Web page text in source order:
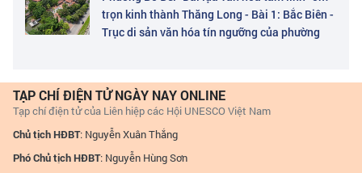
trọn kinh thành Thăng Long - Bài 1: Bắc Biên -
Trục di sản văn hóa tín ngưỡng của phường
TẠP CHÍ ĐIỆN TỬ NGÀY NAY ONLINE
Tạp chí điện tử của Liên hiệp các Hội UNESCO Việt Nam
Chủ tịch HĐBT: Nguyễn Xuân Thắng
Phó Chủ tịch HĐBT: Nguyễn Hùng Sơn